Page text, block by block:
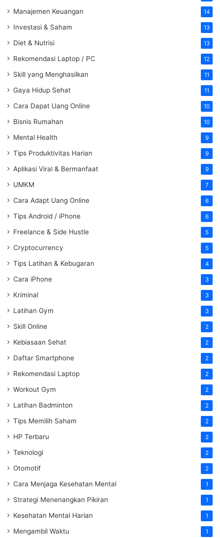
Manajemen Keuangan 14
Investasi & Saham 13
Diet & Nutrisi 13
Rekomendasi Laptop / PC 12
Skill yang Menghasilkan 11
Gaya Hidup Sehat 11
Cara Dapat Uang Online 10
Bisnis Rumahan 10
Mental Health 9
Tips Produktivitas Harian 9
Aplikasi Viral & Bermanfaat 9
UMKM 7
Cara Adapt Uang Online 6
Tips Android / iPhone 6
Freelance & Side Hustle 5
Cryptocurrency 5
Tips Latihan & Kebugaran 4
Cara iPhone 3
Kriminal 3
Latihan Gym 3
Skill Online 2
Kebiasaan Sehat 2
Daftar Smartphone 2
Rekomendasi Laptop 2
Workout Gym 2
Latihan Badminton 2
Tips Memilih Saham 2
HP Terbaru 2
Teknologi 2
Otomotif 2
Cara Menjaga Kesehatan Mental 1
Strategi Menenangkan Pikiran 1
Kesehatan Mental Harian 1
Mengambil Waktu 1